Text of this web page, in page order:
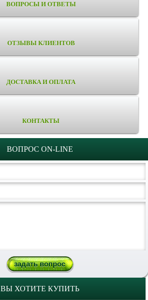
ВОПРОСЫ И ОТВЕТЫ
ОТЗЫВЫ КЛИЕНТОВ
ДОСТАВКА И ОПЛАТА
КОНТАКТЫ
ВОПРОС ON-LINE
ВЫ ХОТИТЕ КУПИТЬ